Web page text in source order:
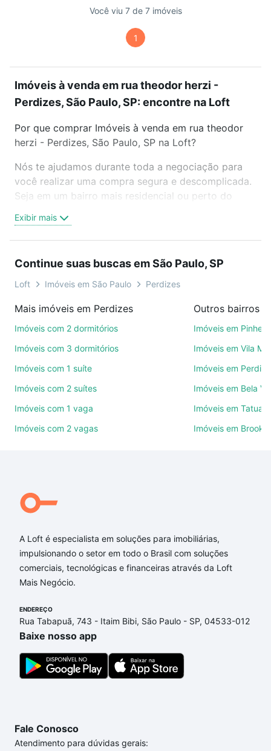
Você viu 7 de 7 imóveis
1
Imóveis à venda em rua theodor herzi -
Perdizes, São Paulo, SP: encontre na Loft
Por que comprar Imóveis à venda em rua theodor
herzi - Perdizes, São Paulo, SP na Loft?
Nós te ajudamos durante toda a negociação para
você realizar uma compra segura e descomplicada.
Seja em um bairro mais residencial ou perto do
oferta ideal de Imóveis à venda em rua theodor
herzi - Perdizes, São Paulo, SP para conquistar seu
videochamada, é grátis, sem compromisso e você
ainda conta com mais de 46 mil corretores e
de imóveis.
ruas, bairros e até condomínios favoritos. Você
também pode usar os filtros como quantidade de
quartos, suítes, com ou sem vaga de garagem para
comodidades, como piscina, academia, salão de
Qual o preço de Imóveis à venda em rua theodor
herzi - Perdizes, São Paulo, SP?
Aqui na Loft temos a oferta ideal para você, com
Imóveis à venda em rua theodor herzi - Perdizes,
São Paulo, SP que custam a partir de R$ 0 e com
nossas opções de financiamento imobiliário as
ainda tem alguma dúvida dos custos envolvidos no
processo de compra, veja em nosso portal quanto
custa comprar um apartamento
gente para comprar o imóvel dos seus sonhos com
segurança e conforto. Loft, com você até as
Exibir mais
Continue suas buscas em São Paulo, SP
Loft Imóveis em São Paulo Perdizes
Mais imóveis em Perdizes
Imóveis com 2 dormitórios
Imóveis com 3 dormitórios
Imóveis com 1 suíte
Imóveis com 2 suítes
Imóveis com 1 vaga
Imóveis com 2 vagas
Outros bairros
Imóveis em
Imóveis em Vila
Imóveis em
Imóveis em Bela
Imóveis em
Imóveis em
A Loft é especialista em soluções para imobiliárias,
impulsionando o setor em todo o Brasil com soluções
comerciais, tecnológicas e financeiras através da Loft
Mais Negócio.
ENDEREÇO
Rua Tabapuã, 743 - Itaim Bibi, São Paulo - SP, 04533-012
Baixe nosso app
Fale Conosco
Atendimento para dúvidas gerais: